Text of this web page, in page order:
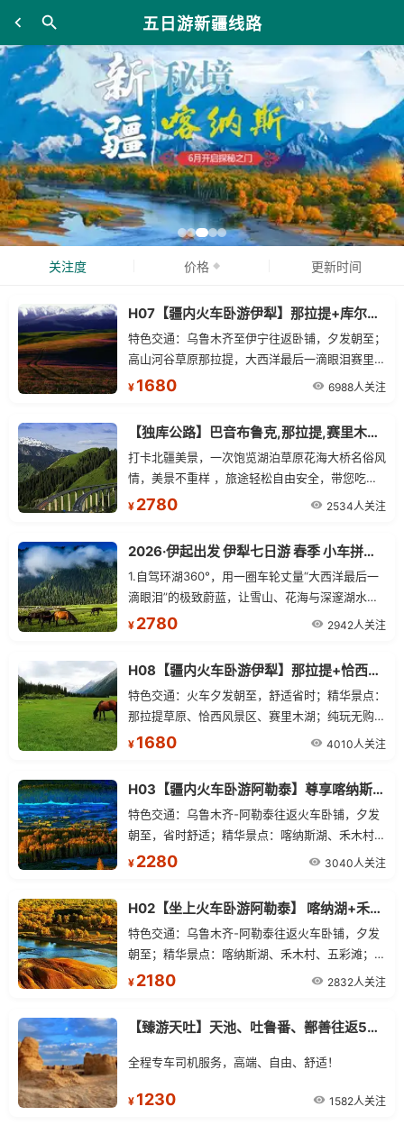
五日游新疆线路
关注度 价格 更新时间
H07【疆内火车卧游伊犁】那拉提+库尔德宁+赛里木湖火车双卧五日游
特色交通：乌鲁木齐至伊宁往返卧铺，夕发朝至；
高山河谷草原那拉提，大西洋最后一滴眼泪赛里木
湖，中国绝美十大森林之首库尔德宁；全程零购
¥ 1680 6988人关注
【独库公路】巴音布鲁克,那拉提,赛里木湖,口岸,薰衣草单卧单动五日游
打卡北疆美景，一次饱览湖泊草原花海大桥名俗风
情，美景不重样 ，旅途轻松自由安全，带您吃在
新疆玩在新疆 ，24 小时，全天贴心为您服务，让
¥ 2780 2534人关注
2026·伊起出发 伊犁七日游 春季 小车拼车、纯玩无购物！
1.自驾环湖360°，用一圈车轮丈量“大西洋最后一
滴眼泪”的极致蔚蓝，让雪山、花海与深邃湖水在
转弯间连成自由的画卷。 2.特别赠送那拉提景区3
团赠送吐尔根杏花沟景区（具体以花期开放时间为
主，如未开放或花期结束，不去不退） 4.独家线
路：独库公路若遇封路，可调整方向反走，不影响
整体行程，且有机会在次体验独库风光。 5.库尔
杉的清香沁入肺腑，在"天山最美绿谷"中找回久违
¥ 2780 2942人关注
H08【疆内火车卧游伊犁】那拉提+恰西+赛里木湖火车双卧五日游
特色交通：火车夕发朝至，舒适省时；精华景点：
那拉提草原、恰西风景区、赛里木湖；纯玩无购
物；贴心管家服务。
¥ 1680 4010人关注
H03【疆内火车卧游阿勒泰】尊享喀纳斯+禾木+白哈巴+五彩滩双卧五日游
特色交通：乌鲁木齐-阿勒泰往返火车卧铺，夕发
朝至，省时舒适；精华景点：喀纳斯湖、禾木村、
白哈巴、五彩滩；小众拼车：2-8人小团，天天
专属线路司机；服务打造：24小时管家在线服
务；提供机场/火车站无缝接送服务；小众出行：
父母游、亲子游、交友团、商务人士的最佳首选。
¥ 2280 3040人关注
H02【坐上火车卧游阿勒泰】 喀纳湖+禾木+五彩滩双卧五日游
特色交通：乌鲁木齐-阿勒泰往返火车卧铺，夕发
朝至；精华景点：喀纳斯湖、禾木村、五彩滩；
2-8人小团，商务车出行；精选酒店：贾登峪经济
¥ 2180 2832人关注
【臻游天吐】天池、吐鲁番、鄯善往返5日游
全程专车司机服务，高端、自由、舒适！
¥ 1230 1582人关注